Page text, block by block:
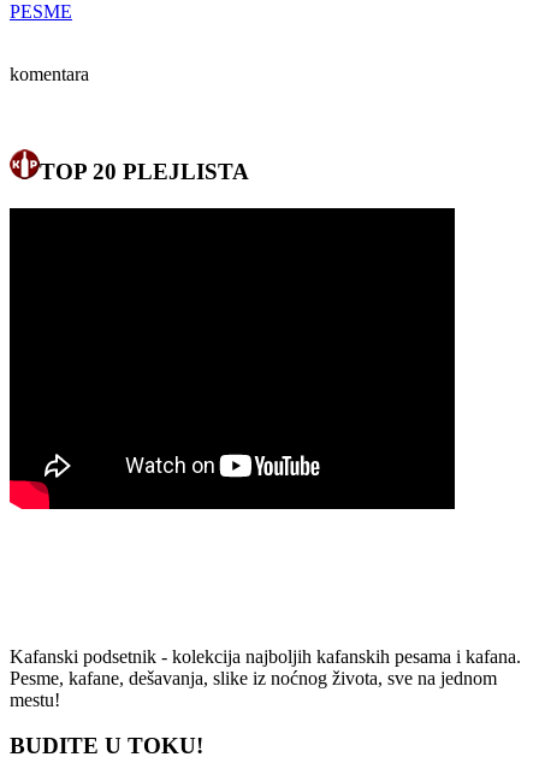
PESME
komentara
TOP 20 PLEJLISTA
Kafanski podsetnik - kolekcija najboljih kafanskih pesama i kafana.
Pesme, kafane, dešavanja, slike iz noćnog života, sve na jednom
mestu!
BUDITE U TOKU!